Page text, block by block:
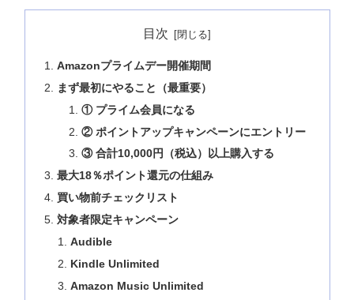
目次
Amazonプライムデー開催期間
まず最初にやること（最重要）
① プライム会員になる
② ポイントアップキャンペーンにエントリー
③ 合計10,000円（税込）以上購入する
最大18％ポイント還元の仕組み
買い物前チェックリスト
対象者限定キャンペーン
Audible
Kindle Unlimited
Amazon Music Unlimited